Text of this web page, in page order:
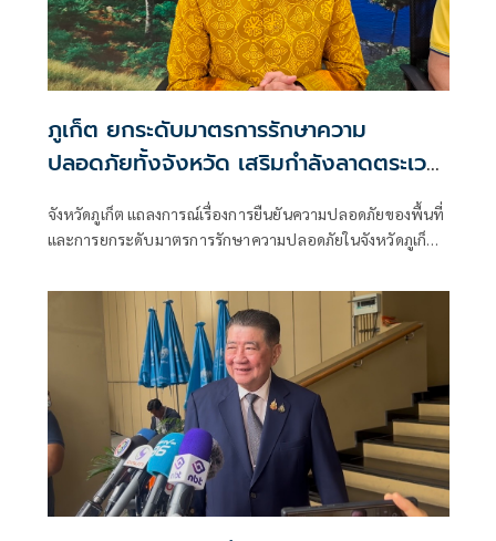
ภูเก็ต ยกระดับมาตรการรักษาความ
ปลอดภัยทั้งจังหวัด เสริมกำลังลาดตระเวน
เข้มงวดจุดผ่านแดนทุกช่องทาง
จังหวัดภูเก็ต แถลงการณ์เรื่องการยืนยันความปลอดภัยของพื้นที่
และการยกระดับมาตรการรักษาความปลอดภัยในจังหวัดภูเก็ต